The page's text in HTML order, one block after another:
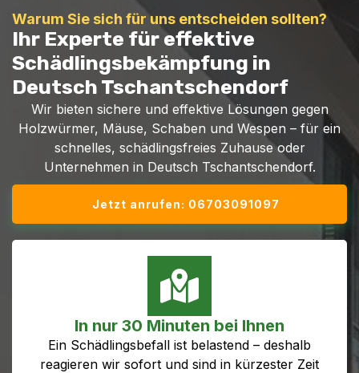
Warum Sie sich für uns entscheiden sollten?
Ihr Experte für effektive
Schädlingsbekämpfung in
Deutsch Tschantschendorf
Wir bieten sichere und effektive Lösungen gegen
Holzwürmer, Mäuse, Schaben und Wespen – für ein
schnelles, schädlingsfreies Zuhause oder
Unternehmen in Deutsch Tschantschendorf.
Jetzt anrufen: 06703091097
In nur 30 Minuten bei Ihnen
Ein Schädlingsbefall ist belastend – deshalb
reagieren wir sofort und sind in kürzester Zeit